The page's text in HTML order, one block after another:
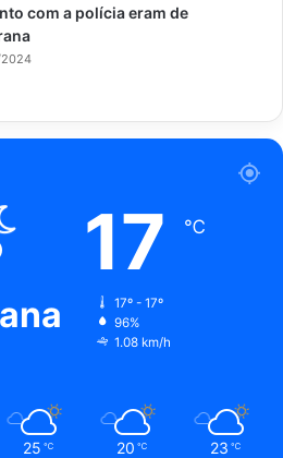
com a polícia eram de
17 ℃
17º - 17º
96%
1.08 km/h
25 ℃ 20 ℃ 23 ℃